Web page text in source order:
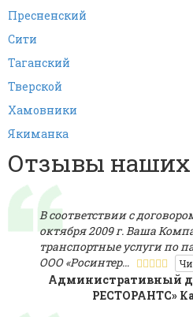
Пресненский
Сити
Таганский
Тверской
Хамовники
Якиманка
Отзывы наших
В соответствии с
октября 2009 г. Ваша
транспортные услуги по
ООО «Росинтер…
Административный
PECTOPAHTC»